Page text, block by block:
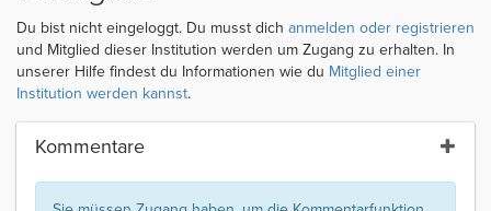
Du bist nicht eingeloggt. Du musst dich anmelden oder registrieren
und Mitglied dieser Institution werden um Zugang zu erhalten. In
unserer Hilfe findest du Informationen wie du Mitglied einer
Institution werden kannst.
Kommentare